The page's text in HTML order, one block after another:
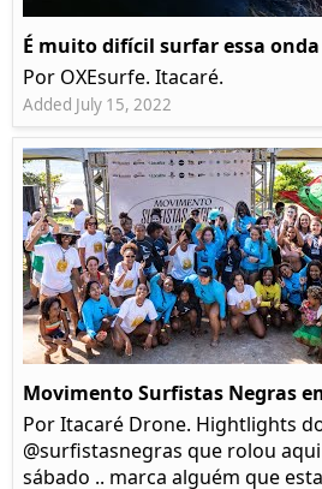
É muito difícil surfar essa
Por OXEsurfe. Itacaré.
Added July 15, 2022
Movimento Surfistas Negras
Por Itacaré Drone. Hightlights
@surfistasnegras que rolou
sábado .. marca alguém que